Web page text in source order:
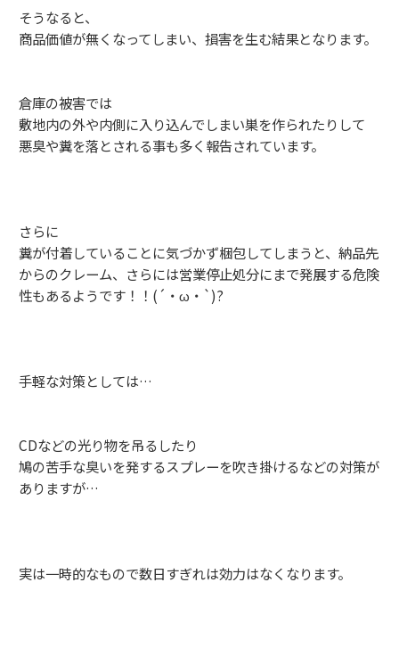
そうなると、
商品価値が無くなってしまい、損害を生む結果となります。
倉庫の被害では
敷地内の外や内側に入り込んでしまい巣を作られたりして
悪臭や糞を落とされる事も多く報告されています。
さらに
糞が付着していることに気づかず梱包してしまうと、納品先
からのクレーム、さらには営業停止処分にまで発展する危険
性もあるようです！！(´・ω・`)?
手軽な対策としては…
CDなどの光り物を吊るしたり
鳩の苦手な臭いを発するスプレーを吹き掛けるなどの対策が
ありますが…
実は一時的なもので数日すぎれは効力はなくなります。